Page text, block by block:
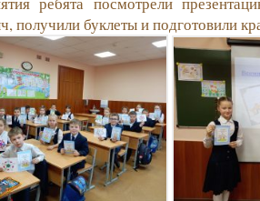
получили буклеты и подготовили